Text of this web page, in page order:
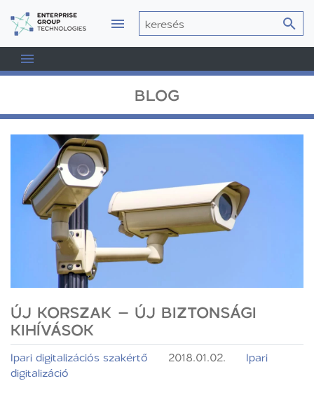
BLOG
ÚJ KORSZAK – ÚJ BIZTONSÁGI
KIHÍVÁSOK
Ipari digitalizációs szakértő 2018.01.02. Ipari
digitalizáció